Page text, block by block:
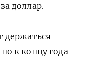
доллар.
держаться
к концу года